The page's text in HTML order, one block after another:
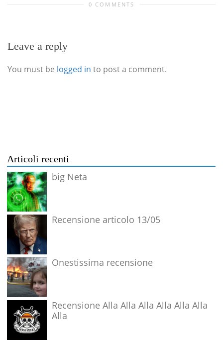
0 COMMENTS
Leave a reply
You must be logged in to post a comment.
Articoli recenti
big Neta
Recensione articolo 13/05
Onestissima recensione
Recensione Alla Alla Alla Alla Alla Alla
Alla